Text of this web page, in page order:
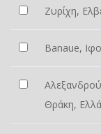
Ζυρίχη,
Banaue,
Θράκη,